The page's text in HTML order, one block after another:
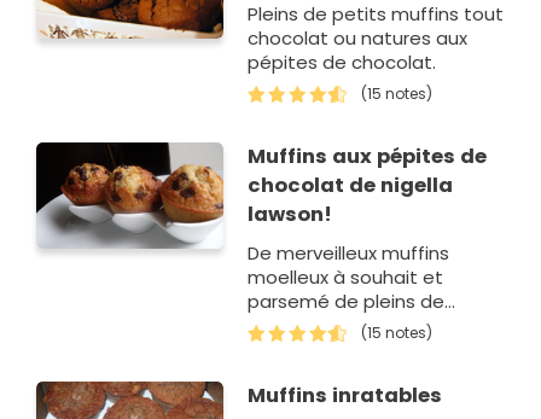
Pleins de petits muffins tout
chocolat ou natures aux
pépites de chocolat.
(15 notes)
Muffins aux pépites de
chocolat de nigella
lawson!
De merveilleux muffins
moelleux à souhait et
parsemé de pleins de
pépites de chocolat, un
classique à la maison !
(15 notes)
Muffins inratables